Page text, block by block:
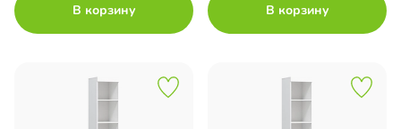
В корзину В корзину